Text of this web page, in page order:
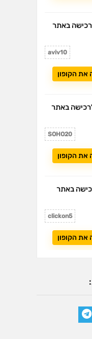
לרכישה באתר
aviv10
את הקופון
הנחה לרכישה באתר
SOHO20
את הקופון
לרכישה באתר
clickon5
את הקופון